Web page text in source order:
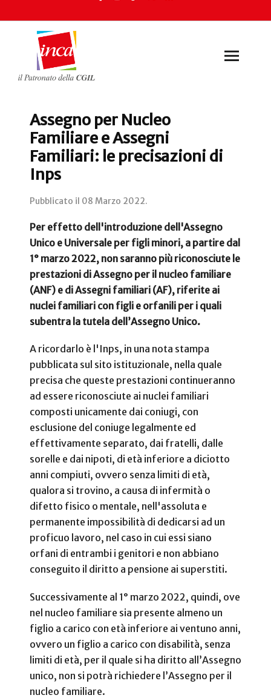
Assegno per Nucleo
Familiare e Assegni
Familiari: le precisazioni di
Inps
Pubblicato il 08 Marzo 2022.
Per effetto dell'introduzione dell'Assegno
Unico e Universale per figli minori, a partire dal
1° marzo 2022, non saranno più riconosciute le
prestazioni di Assegno per il nucleo familiare
(ANF) e di Assegni familiari (AF), riferite ai
nuclei familiari con figli e orfanili per i quali
subentra la tutela dell’Assegno Unico.
A ricordarlo è l'Inps, in una nota stampa
pubblicata sul sito istituzionale, nella quale
precisa che queste prestazioni continueranno
ad essere riconosciute ai nuclei familiari
composti unicamente dai coniugi, con
esclusione del coniuge legalmente ed
effettivamente separato, dai fratelli, dalle
sorelle e dai nipoti, di età inferiore a diciotto
anni compiuti, ovvero senza limiti di età,
qualora si trovino, a causa di infermità o
difetto fisico o mentale, nell'assoluta e
permanente impossibilità di dedicarsi ad un
proficuo lavoro, nel caso in cui essi siano
orfani di entrambi i genitori e non abbiano
conseguito il diritto a pensione ai superstiti.
Successivamente al 1° marzo 2022, quindi, ove
nel nucleo familiare sia presente almeno un
figlio a carico con età inferiore ai ventuno anni,
ovvero un figlio a carico con disabilità, senza
limiti di età, per il quale si ha diritto all’Assegno
unico, non si potrà richiedere l’Assegno per il
nucleo familiare.